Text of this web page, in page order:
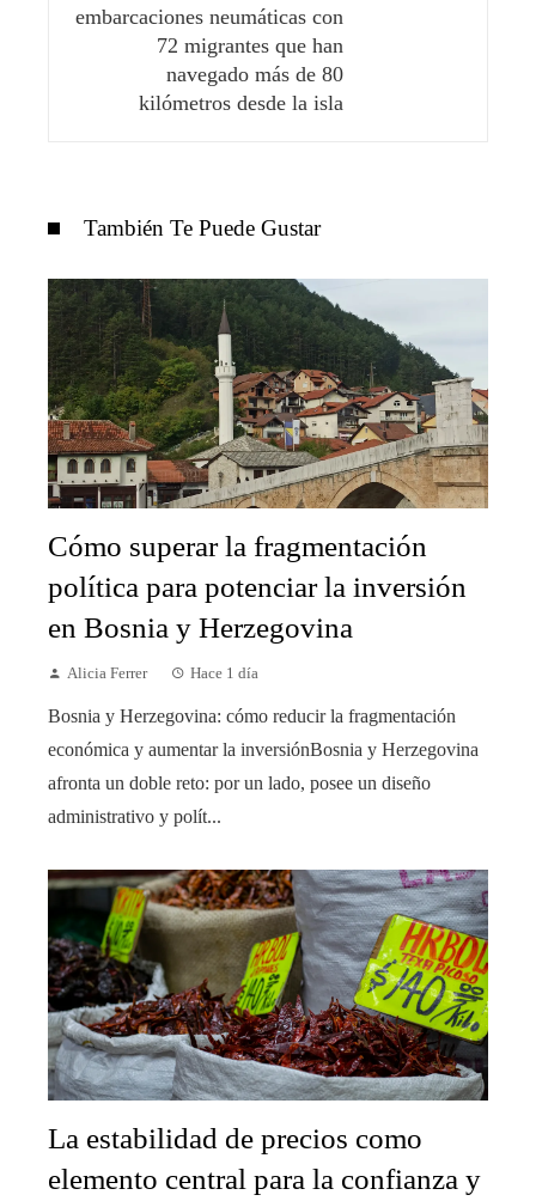
embarcaciones neumáticas con
72 migrantes que han
navegado más de 80
kilómetros desde la isla
También Te Puede Gustar
Cómo superar la fragmentación
política para potenciar la inversión
en Bosnia y Herzegovina
Alicia Ferrer Hace 1 día
Bosnia y Herzegovina: cómo reducir la fragmentación
económica y aumentar la inversiónBosnia y Herzegovina
afronta un doble reto: por un lado, posee un diseño
administrativo y polít...
La estabilidad de precios como
elemento central para la confianza y